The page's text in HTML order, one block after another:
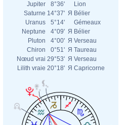
Jupiter
8°36'
Lion
Saturne 14°37' Я Bélier
Uranus
5°14'
Gémeaux
Neptune
4°09' Я Bélier
Pluton
4°00' Я Verseau
Chiron
0°51' Я Taureau
Nœud vrai 29°53' Я Verseau
Lilith vraie 20°18' Я Capricorne